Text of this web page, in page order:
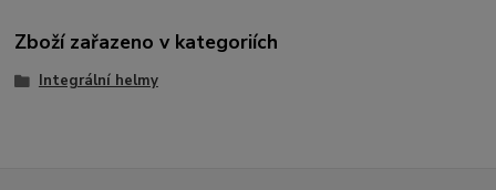
Zboží zařazeno v kategoriích
Integrální helmy